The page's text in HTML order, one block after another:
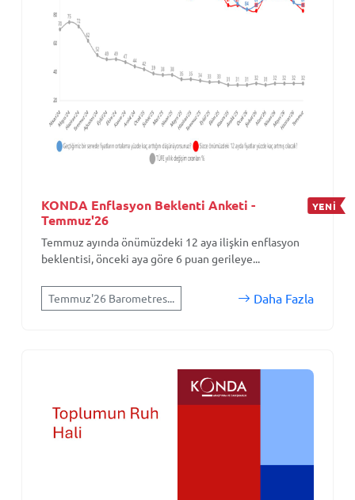
KONDA Enflasyon Beklenti Anketi -
Temmuz'26
YENİ
Temmuz ayında önümüzdeki 12 aya ilişkin enflasyon
beklentisi, önceki aya göre 6 puan gerileye...
Temmuz'26 Barometres... Daha Fazla